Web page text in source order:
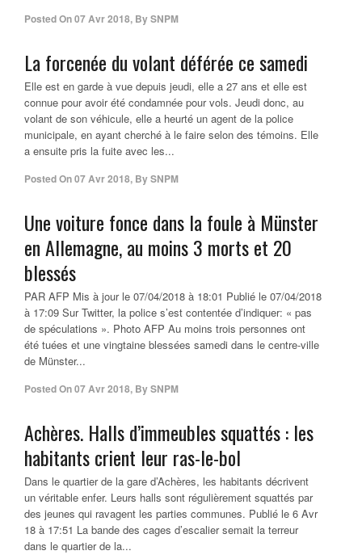
Posted On07 Avr 2018, BySNPM
La forcenée du volant déférée ce samedi
Elle est en garde à vue depuis jeudi, elle a 27 ans et elle est
connue pour avoir été condamnée pour vols. Jeudi donc, au
volant de son véhicule, elle a heurté un agent de la police
municipale, en ayant cherché à le faire selon des témoins. Elle
a ensuite pris la fuite avec les...
Posted On07 Avr 2018, BySNPM
Une voiture fonce dans la foule à Münster
en Allemagne, au moins 3 morts et 20
blessés
PAR AFP Mis à jour le 07/04/2018 à 18:01 Publié le 07/04/2018
à 17:09 Sur Twitter, la police s’est contentée d’indiquer: « pas
de spéculations ». Photo AFP Au moins trois personnes ont
été tuées et une vingtaine blessées samedi dans le centre-ville
de Münster...
Posted On07 Avr 2018, BySNPM
Achères. Halls d’immeubles squattés : les
habitants crient leur ras-le-bol
Dans le quartier de la gare d’Achères, les habitants décrivent
un véritable enfer. Leurs halls sont régulièrement squattés par
des jeunes qui ravagent les parties communes. Publié le 6 Avr
18 à 17:51 La bande des cages d’escalier semait la terreur
dans le quartier de la...